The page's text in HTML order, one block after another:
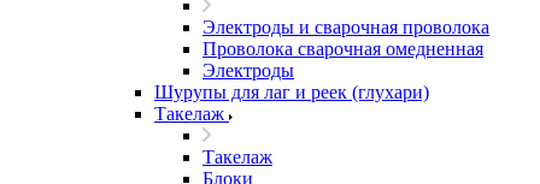
Электроды и сварочная проволока
Проволока сварочная омедненная
Электроды
Шурупы для лаг и реек (глухари)
Такелаж
Такелаж
Блоки